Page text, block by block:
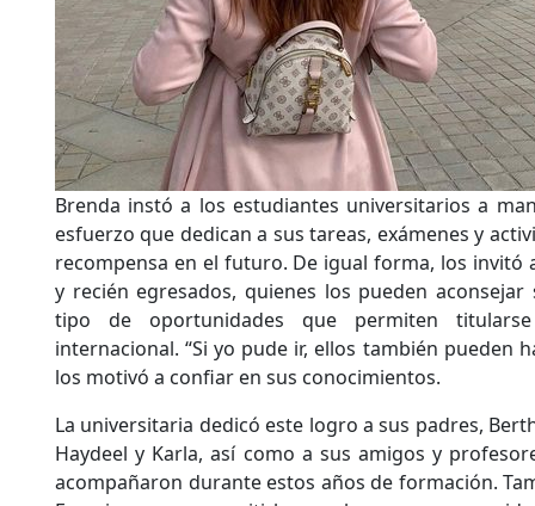
Brenda instó a los estudiantes universitarios a
esfuerzo que dedican a sus tareas, exámenes y
recompensa en el futuro. De igual forma, los invitó
y recién egresados, quienes los pueden
tipo de oportunidades que permiten
internacional. “Si yo pude ir, ellos también pueden
los motivó a confiar en sus conocimientos.
La universitaria dedicó este logro a sus padres,
Haydeel y Karla, así como a sus amigos y
acompañaron durante estos años de formación.